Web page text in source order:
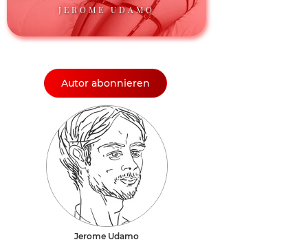
JEROME UDAMO
Autor abonnieren
Jerome Udamo